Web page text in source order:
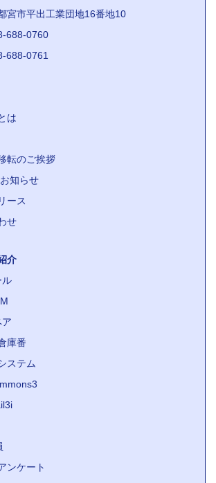
宮市平出工業団地16番地10
688-0760
688-0761
は
転のご挨拶
知らせ
ース
せ
介
ル
庫番
ステム
ンケート